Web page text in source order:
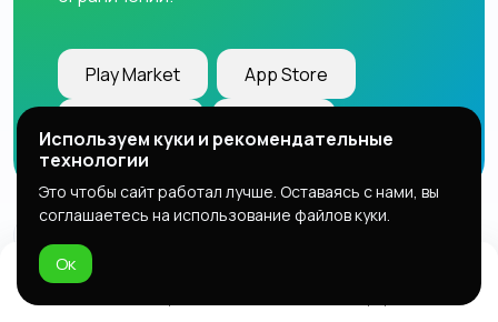
Play Market App Store
Поддержка
Используем куки и рекомендательные
технологии
Это чтобы сайт работал лучше. Оставаясь с нами, вы
соглашаетесь на использование файлов куки.
Ок